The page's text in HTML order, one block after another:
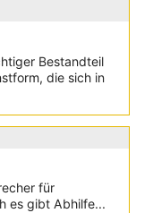
Bestandteil
die sich in
für
es gibt Abhilfe...